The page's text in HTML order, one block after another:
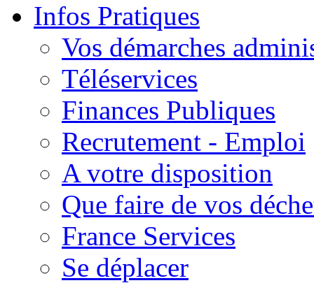
Infos Pratiques
Vos démarches
Téléservices
Finances Publiques
Recrutement - Emploi
A votre disposition
Que faire de vos
France Services
Se déplacer